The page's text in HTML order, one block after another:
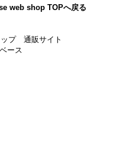
web shop TOPへ戻る
ップ 通販サイト
ース